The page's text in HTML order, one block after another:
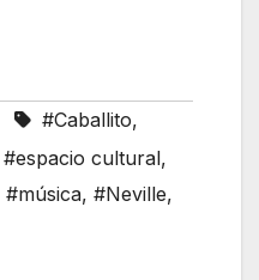
#Caballito,
#espacio cultural,
#música, #Neville,